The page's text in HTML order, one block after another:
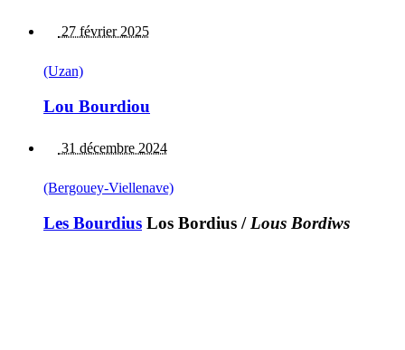
27 février 2025
(Uzan)
Lou Bourdiou
31 décembre 2024
(Bergouey-Viellenave)
Les Bourdius Los Bordius / Lous Bordiws